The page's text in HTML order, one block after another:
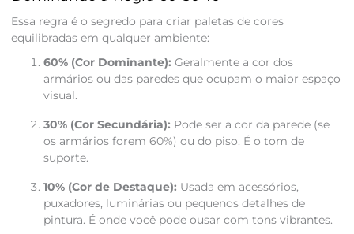
Essa regra é o segredo para criar paletas de cores
equilibradas em qualquer ambiente:
60% (Cor Dominante): Geralmente a cor dos
armários ou das paredes que ocupam o maior espaço
visual.
30% (Cor Secundária): Pode ser a cor da parede (se
os armários forem 60%) ou do piso. É o tom de
suporte.
10% (Cor de Destaque): Usada em acessórios,
puxadores, luminárias ou pequenos detalhes de
pintura. É onde você pode ousar com tons vibrantes.